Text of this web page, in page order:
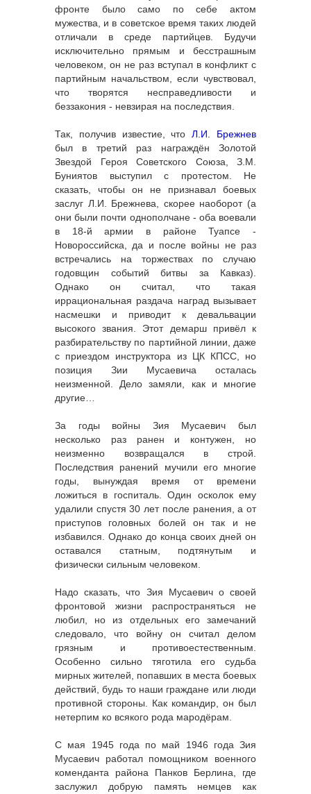
фронте было само по себе актом
мужества, и в советское время таких людей
отличали в среде партийцев. Будучи
исключительно прямым и бесстрашным
человеком, он не раз вступал в конфликт с
партийным начальством, если чувствовал,
что творятся несправедливости и
беззакония - невзирая на последствия.
Так, получив известие, чтоЛ.И. Брежнев
был в третий раз награждён Золотой
Звездой Героя Советского Союза, З.М.
Буниятов выступил с протестом. Не
сказать, чтобы он не признавал боевых
заслуг Л.И. Брежнева, скорее наоборот (а
они были почти однополчане - оба воевали
в 18-й армии в районе Туапсе -
Новороссийска, да и после войны не раз
встречались на торжествах по случаю
годовщин событий битвы за Кавказ).
Однако он считал, что такая
иррациональная раздача наград вызывает
насмешки и приводит к девальвации
высокого звания. Этот демарш привёл к
разбирательству по партийной линии, даже
с приездом инструктора из ЦК КПСС, но
позиция Зии Мусаевича осталась
неизменной. Дело замяли, как и многие
другие…
За годы войны Зия Мусаевич был
несколько раз ранен и контужен, но
неизменно возвращался в строй.
Последствия ранений мучили его многие
годы, вынуждая время от времени
ложиться в госпиталь. Один осколок ему
удалили спустя 30 лет после ранения, а от
приступов головных болей он так и не
избавился. Однако до конца своих дней он
оставался статным, подтянутым и
физически сильным человеком.
Надо сказать, что Зия Мусаевич о своей
фронтовой жизни распространяться не
любил, но из отдельных его замечаний
следовало, что войну он считал делом
грязным и противоестественным.
Особенно сильно тяготила его судьба
мирных жителей, попавших в места боевых
действий, будь то наши граждане или люди
противной стороны. Как командир, он был
нетерпим ко всякого рода мародёрам.
С мая 1945 года по май 1946 года Зия
Мусаевич работал помощником военного
коменданта района Панков Берлина, где
заслужил добрую память немцев как